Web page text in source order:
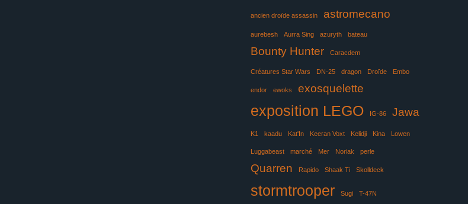
ancien droïde assassin astromecano
aurebesh Aurra Sing azuryth bateau
Bounty Hunter Caracdem
Créatures Star Wars DN-25 dragon Droïde Embo
endor ewoks exosquelette
exposition LEGO IG-86 Jawa
K1 kaadu Kat'In Keeran Voxt Kelidji Kina Lowen
Luggabeast marché Mer Noriak perle
Quarren Rapido Shaak Ti Skolldeck
stormtrooper Sugi T-47N